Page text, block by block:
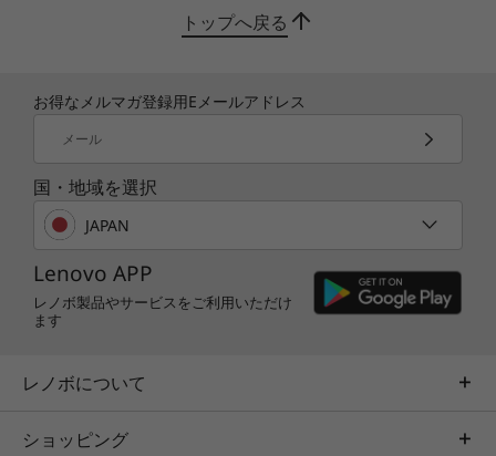
インを採用。本体カラーはクラシックなブラッ
ク、または洗練されたシルバーから選択可能で
快適なWeb会議の環境を
提供
HD 720p カメラの鮮明な画像、デジタルマイク
ロフォンとインテル® ハイデフィニション・オー
ディオ (Dolby Audio™ Premium機能付き)のクリ
アなオーディオ機能により、快適なWeb会議の環
境を提供します。
長時間バッテリー駆動、
急速充電
トップへ戻る
お得なメルマガ登録用Eメールアドレス
メール
国・地域を選択
JAPAN
Lenovo APP
レノボ製品やサービスをご利用いただけ
ます
レノボについて
ショッピング